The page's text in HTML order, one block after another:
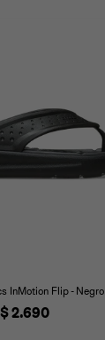
InMotion Flip - Negro
$2.690